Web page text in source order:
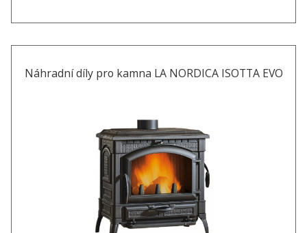
Náhradní díly pro kamna LA NORDICA ISOTTA EVO